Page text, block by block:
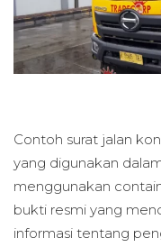
Contoh surat jalan
yang digunakan
menggunakan
bukti resmi yang
informasi tentang